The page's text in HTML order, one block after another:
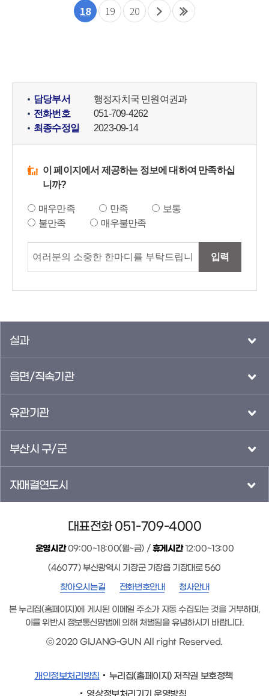
18 19 20
담당부서
행정자치국 민원여권과
전화번호
051-709-4262
최종수정일
2023-09-14
이 페이지에서 제공하는 정보에 대하여 만족하십
니까?
매우만족 만족
보통
불만족
매우불만족
입력
실과
읍면/직속기관
유관기관
부산시 구/군
자매결연도시
대표전화 051-709-4000
운영시간09:00~18:00(월~금) /휴게시간12:00~13:00
(46077) 부산광역시 기장군 기장읍 기장대로 560
찾아오시는길
전화번호안내 청사안내
본 누리집(홈페이지)에 게시된 이메일 주소가 자동 수집되는 것을 거부하며,
이를 위반시 정보통신망법에 의해 처벌됨을 유념하시기 바랍니다.
ⓒ 2020 GIJANG-GUN All right Reserved.
개인정보처리방침
누리집(홈페이지) 저작권 보호정책